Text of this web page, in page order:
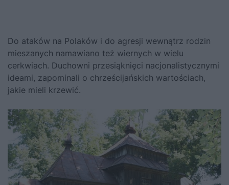
Do ataków na Polaków i do agresji wewnątrz rodzin
mieszanych namawiano też wiernych w wielu
cerkwiach. Duchowni przesiąknięci nacjonalistycznymi
ideami, zapominali o chrześcijańskich wartościach,
jakie mieli krzewić.